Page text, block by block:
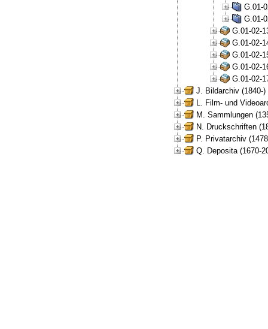
G.01-
G.01-
G.01-02-
G.01-02-
G.01-02-
G.01-02-
G.01-02-
J. Bildarchiv (1840-)
L. Film- und
M. Sammlungen
N. Druckschriften
P. Privatarchiv
Q. Deposita (1670-